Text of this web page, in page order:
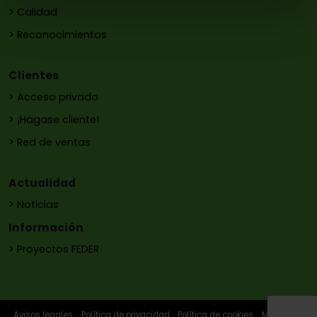
> Calidad
> Reconocimientos
Clientes
> Acceso privado
> ¡Hágase cliente!
> Red de ventas
Actualidad
> Noticias
Información
> Proyectos FEDER
Avisos legales Política de privacidad Política de cookies Mapa web